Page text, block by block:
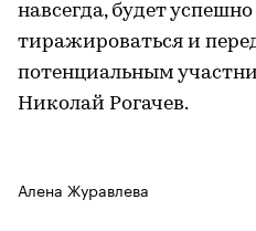
навсегда, будет
тиражироваться и
потенциальным
Николай Рогачев.
Алена Журавлева